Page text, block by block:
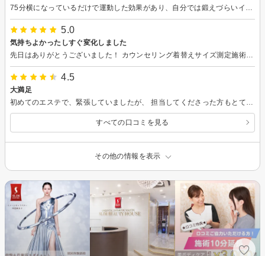
5.0
気持ちよかったしすぐ変化しました
先日はありがとうございました！ カウンセリング着替えサイズ測定施術サイズ測定アンケートという流れでした。 料金設定の説明もされましたが、持ち帰って考えさせていただきました。 施術ないようですが、まず台に寝転がるだけで全てやってくれます。 私がやることと言ったら、仰向けからうつ伏せ、うつ伏せから仰向けになることだけでした。 しかも1回ずつひっくり返っただけです。 脚のリンパを流してもらったんですが、これがめちゃめちゃ気持ちよくて… 最高でした！ お腹と背中のインナーマッスルにアプローチしてくれる機械は、お腹の方は沢山動いてくれたんですが背中の方は全然で…（私の血流不足の問題です） お腹の方はレベルをどんどんあげて貰えましたし、施術後はすっきりクビレもできてました！ 全体を通して接客してくれた人も施術してくれた人も、院内を歩くスタッフさん達も優しく丁寧で好印象でした。 是非また行きたいです。
4.5
大満足
すべての口コミを見る
その他の情報を表示